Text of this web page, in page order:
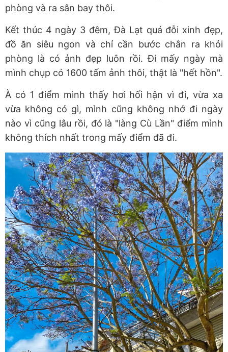
phòng và ra sân bay thôi.
Kết thúc 4 ngày 3 đêm, Đà Lạt quá đỗi xinh đẹp,
đồ ăn siêu ngon và chỉ cần bước chân ra khỏi
phòng là có ảnh đẹp luôn rồi. Đi mấy ngày mà
mình chụp có 1600 tấm ảnh thôi, thật là "hết hồn".
À có 1 điểm mình thấy hơi hối hận vì đi, vừa xa
vừa không có gì, mình cũng không nhớ đi ngày
nào vì cũng lâu rồi, đó là "làng Cù Lần" điểm mình
không thích nhất trong mấy điểm đã đi.